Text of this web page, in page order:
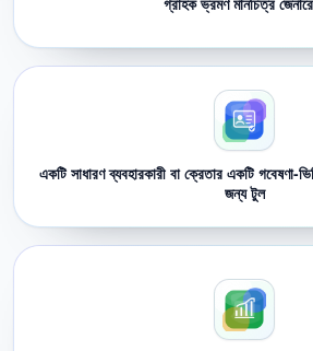
একটি সাধারণ ব্যবহারকারী বা ক্রেতার একটি গবেষণা-
জন্য টুল